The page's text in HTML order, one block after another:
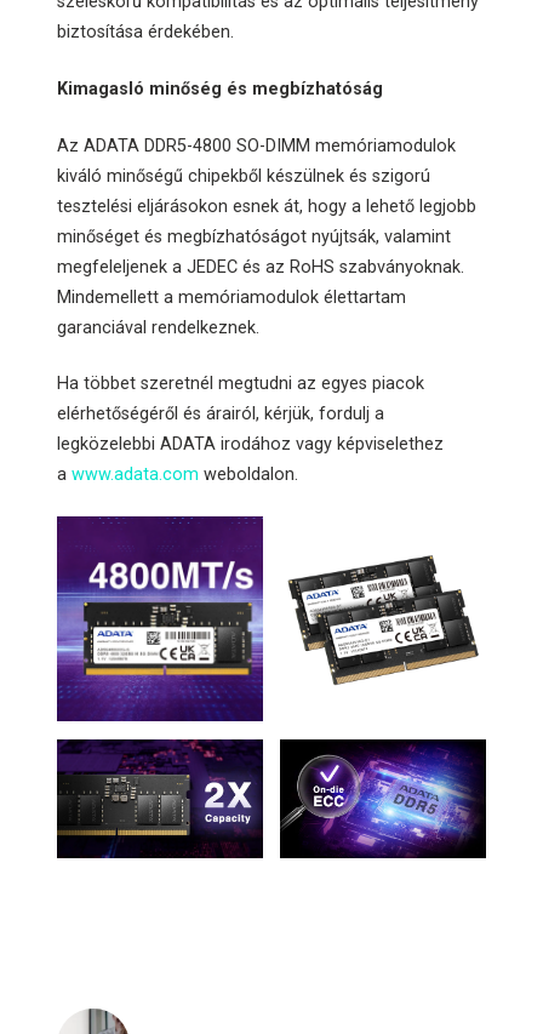
biztosítása érdekében.
Kimagasló minőség és megbízhatóság
Az ADATA DDR5-4800 SO-DIMM memóriamodulok
kiváló minőségű chipekből készülnek és szigorú
tesztelési eljárásokon esnek át, hogy a lehető legjobb
minőséget és megbízhatóságot nyújtsák, valamint
megfeleljenek a JEDEC és az RoHS szabványoknak.
Mindemellett a memóriamodulok élettartam
garanciával rendelkeznek.
Ha többet szeretnél megtudni az egyes piacok
elérhetőségéről és árairól, kérjük, fordulj a
legközelebbi ADATA irodához vagy képviselethez
awww.adata.com weboldalon.